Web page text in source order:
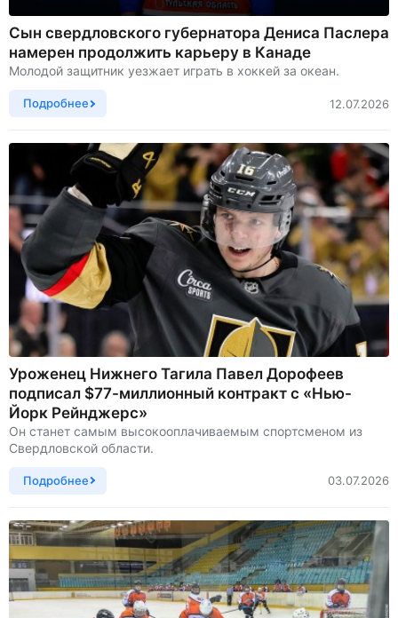
Сын свердловского губернатора Дениса Паслера
намерен продолжить карьеру в Канаде
Молодой защитник уезжает играть в хоккей за океан.
Подробнее 12.07.2026
Уроженец Нижнего Тагила Павел Дорофеев
подписал $77-миллионный контракт с «Нью-
Йорк Рейнджерс»
Он станет самым высокооплачиваемым спортсменом из
Свердловской области.
Подробнее 03.07.2026